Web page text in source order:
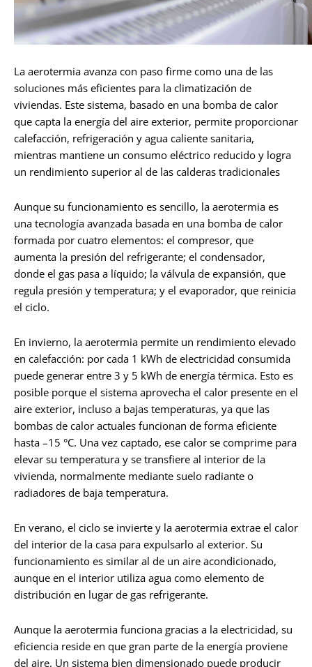
La aerotermia avanza con paso firme como una de las
soluciones más eficientes para la climatización de
viviendas. Este sistema, basado en una bomba de calor
que capta la energía del aire exterior, permite proporcionar
calefacción, refrigeración y agua caliente sanitaria,
mientras mantiene un consumo eléctrico reducido y logra
un rendimiento superior al de las calderas tradicionales
Aunque su funcionamiento es sencillo, la aerotermia es
una tecnología avanzada basada en una bomba de calor
formada por cuatro elementos: el compresor, que
aumenta la presión del refrigerante; el condensador,
donde el gas pasa a líquido; la válvula de expansión, que
regula presión y temperatura; y el evaporador, que reinicia
el ciclo.
En invierno, la aerotermia permite un rendimiento elevado
en calefacción: por cada 1 kWh de electricidad consumida
puede generar entre 3 y 5 kWh de energía térmica. Esto es
posible porque el sistema aprovecha el calor presente en el
aire exterior, incluso a bajas temperaturas, ya que las
bombas de calor actuales funcionan de forma eficiente
hasta –15 °C. Una vez captado, ese calor se comprime para
elevar su temperatura y se transfiere al interior de la
vivienda, normalmente mediante suelo radiante o
radiadores de baja temperatura.
En verano, el ciclo se invierte y la aerotermia extrae el calor
del interior de la casa para expulsarlo al exterior. Su
funcionamiento es similar al de un aire acondicionado,
aunque en el interior utiliza agua como elemento de
distribución en lugar de gas refrigerante.
Aunque la aerotermia funciona gracias a la electricidad, su
eficiencia reside en que gran parte de la energía proviene
del aire. Un sistema bien dimensionado puede producir